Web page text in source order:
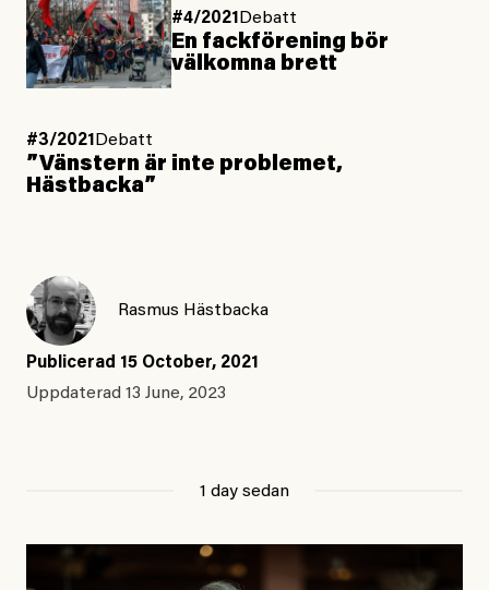
#4/2021 Debatt
En fackförening bör
välkomna brett
#3/2021Debatt
”Vänstern är inte problemet,
Hästbacka”
Rasmus Hästbacka
Publicerad 15 October, 2021
Uppdaterad 13 June, 2023
1 day sedan